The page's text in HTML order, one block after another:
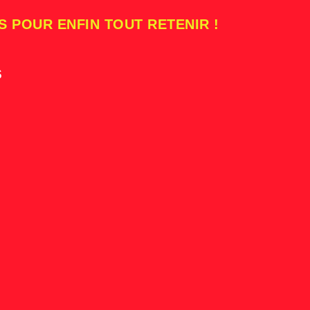
POUR ENFIN TOUT RETENIR !